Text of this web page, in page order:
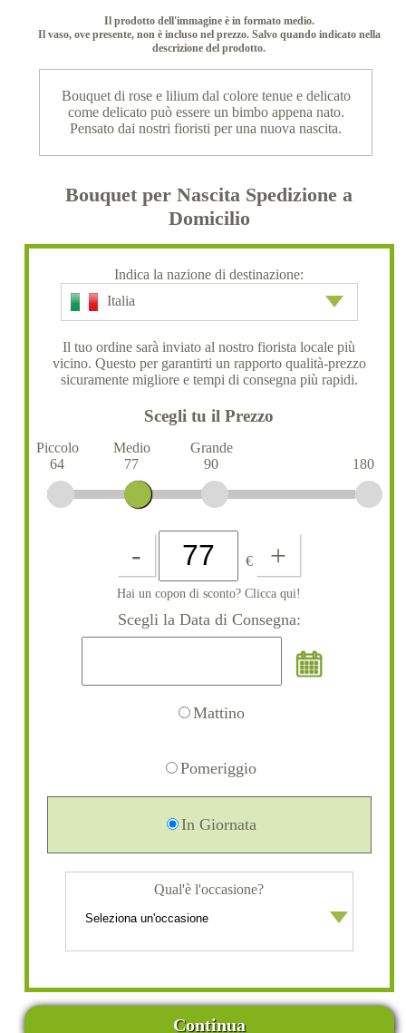
Il prodotto dell'immagine è in formato medio.
Il vaso, ove presente, non è incluso nel prezzo. Salvo quando indicato nella
descrizione del prodotto.
Bouquet di rose e lilium dal colore tenue e delicato
come delicato può essere un bimbo appena nato.
Pensato dai nostri fioristi per una nuova nascita.
Bouquet per Nascita Spedizione a
Domicilio
Indica la nazione di destinazione:
Italia
Il tuo ordine sarà inviato al nostro fiorista locale più
vicino. Questo per garantirti un rapporto qualità-prezzo
sicuramente migliore e tempi di consegna più rapidi.
Scegli tu il Prezzo
Piccolo
64
Medio
77
Grande
90
180
- € +
Hai un copon di sconto? Clicca qui!
Scegli la Data di Consegna:
Mattino
Pomeriggio
In Giornata
Qual'è l'occasione?
Continua